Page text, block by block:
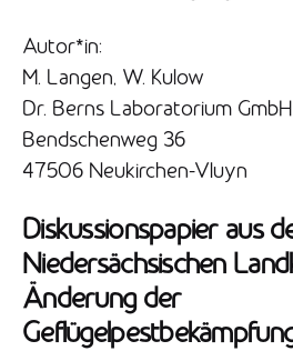
Autor*in:
M. Langen, W. Kulow
Dr. Berns Laboratorium
Bendschenweg 36
47506 Neukirchen-Vluyn
Diskussionspapier aus
Niedersächsischen
Änderung der